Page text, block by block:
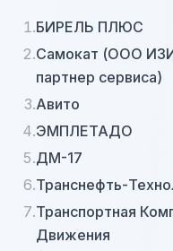
1.БИРЕЛЬ ПЛЮС
2.Самокат (ООО
партнер сервиса)
3.Авито
4.ЭМПЛЕТАДО
5.ДМ-17
6.Транснефть-
7.Транспортная
Движения